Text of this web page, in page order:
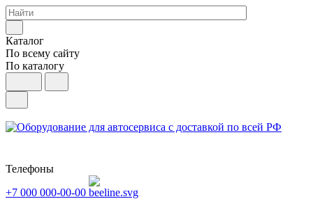
Каталог
По всему сайту
По каталогу
Телефоны
+7 000 000-00-00